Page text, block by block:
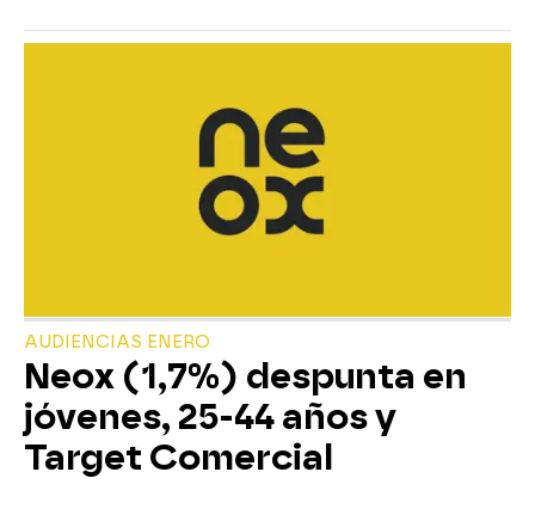
AUDIENCIAS ENERO
Neox (1,7%) despunta en
jóvenes, 25-44 años y
Target Comercial